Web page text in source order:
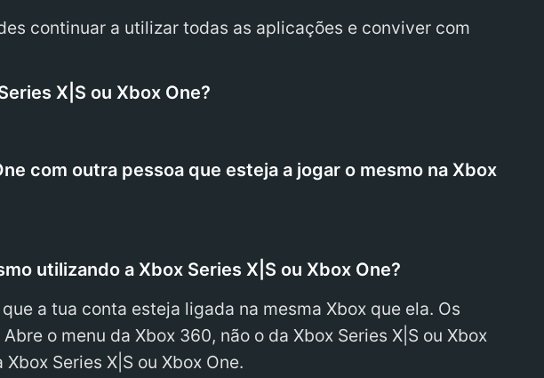
continuar a utilizar todas as aplicações e conviver com
X|S ou Xbox One?
com outra pessoa que esteja a jogar o mesmo na Xbox
utilizando a Xbox Series X|S ou Xbox One?
a tua conta esteja ligada na mesma Xbox que ela. Os
o menu da Xbox 360, não o da Xbox Series X|S ou Xbox
Xbox Series X|S ou Xbox One.